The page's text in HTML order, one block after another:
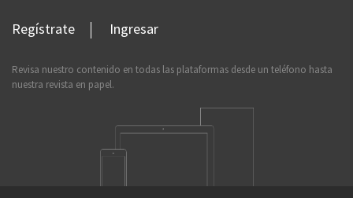
Regístrate Ingresar
Revisa nuestro contenido en todas las plataformas desde un teléfono hasta
nuestra revista en papel.